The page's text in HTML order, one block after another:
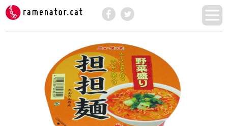
Ramenator.cat - Provem i valorem fideus
Facebook